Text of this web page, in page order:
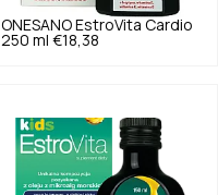
ONESANO EstroVita Cardio
250 ml €18,38